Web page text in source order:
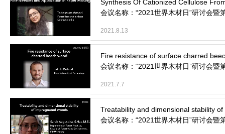
会议名称：“2021世界木材日”研讨会
2021.8.13
会议名称：“2021世界木材日”研讨会
2021.7.7
会议名称：“2021世界木材日”研讨会